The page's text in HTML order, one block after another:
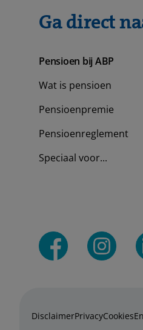
Ga direct
Pensioen bij ABP
Wat is pensioen
Pensioenpremie
Pensioenreglement
Speciaal voor...
DisclaimerPrivacyCookies